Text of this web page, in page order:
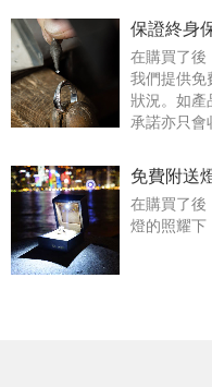
保證終身
在購買了後
我們提供免
狀況。如產
承諾亦只會
免費附送
在購買了後
燈的照耀下